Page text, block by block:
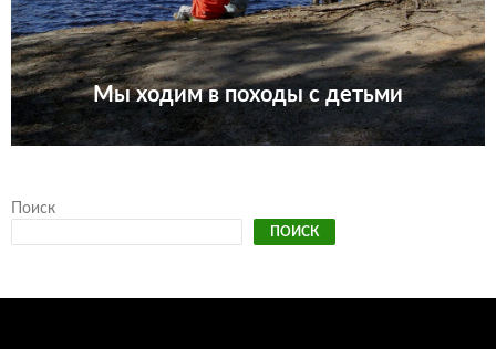
Мы ходим в походы с детьми
Поиск
ПОИСК